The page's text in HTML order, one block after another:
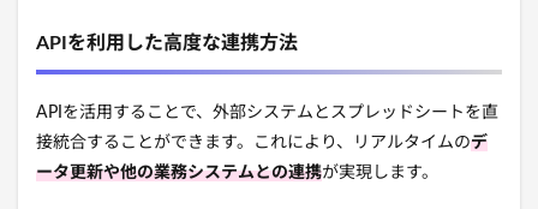
APIを利用した高度な連携方法
APIを活用することで、外部システムとスプレッドシートを直
接統合することができます。これにより、リアルタイムのデ
ータ更新や他の業務システムとの連携が実現します。